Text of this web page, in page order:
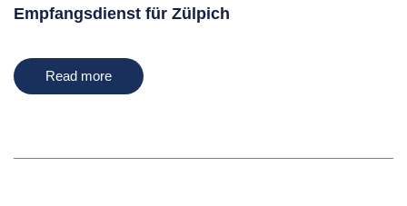
Empfangsdienst für Zülpich
Read more